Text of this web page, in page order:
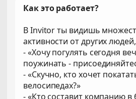
Как это работает?
В Invitor ты видишь
активности от других
- «Хочу погулять сегодня
поужинать -
- «Скучно, кто хочет
велосипедах?»
- «Кто составит компанию в